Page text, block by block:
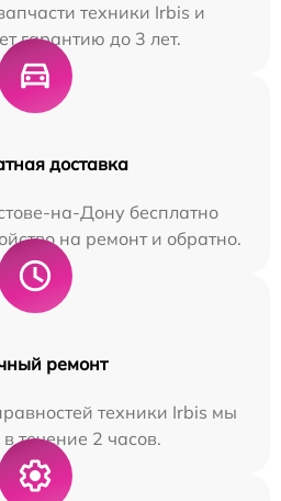
техники Irbis и
гарантию до 3 лет.
доставка
на-Дону бесплатно
на ремонт и обратно.
ремонт
техники Irbis мы
течение 2 часов.